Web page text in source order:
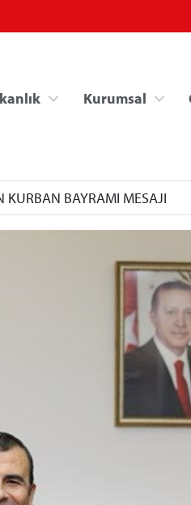
Kurumsal
BAYRAMI MESAJI